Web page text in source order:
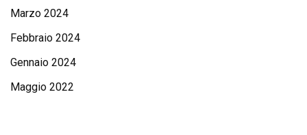
Marzo 2024
Febbraio 2024
Gennaio 2024
Maggio 2022